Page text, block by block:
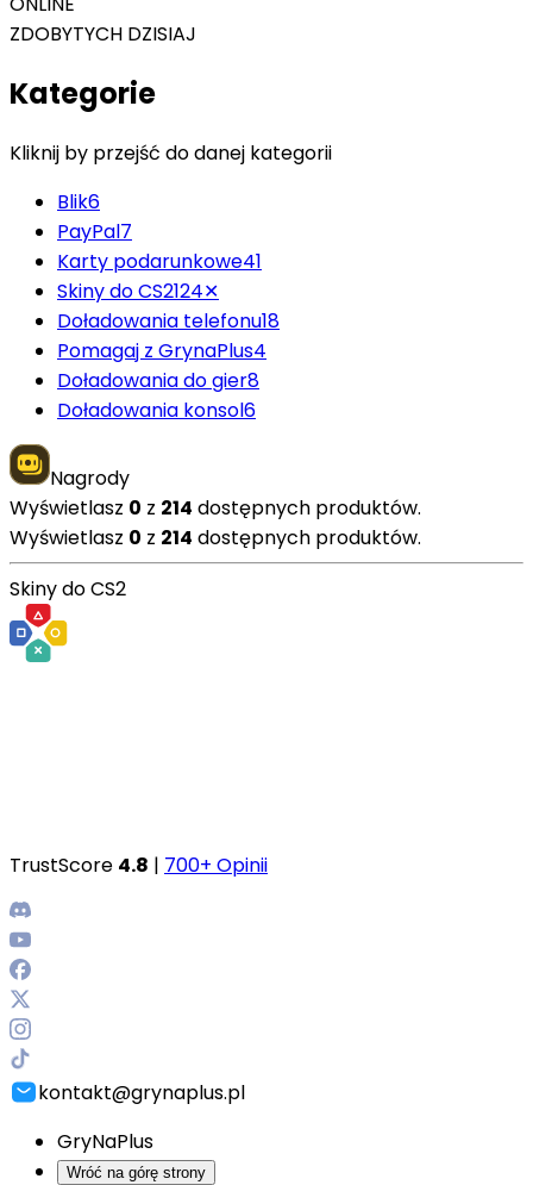
ZDOBYTYCH DZISIAJ
Kategorie
Kliknij by przejść do danej kategorii
Blik6
PayPal7
Karty podarunkowe41
Skiny do CS2124✕
Doładowania telefonu18
Pomagaj z GrynaPlus4
Doładowania do gier8
Doładowania konsol6
Nagrody
Wyświetlasz 0 z 214 dostępnych produktów.
Wyświetlasz 0 z 214 dostępnych produktów.
Skiny do CS2
TrustScore 4.8 | 700+ Opinii
kontakt@grynaplus.pl
GryNaPlus
Wróć na górę strony